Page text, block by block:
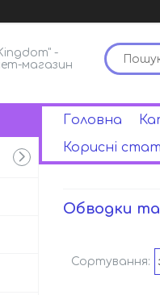
-
магазин
Головна
Корисні
Обводки та